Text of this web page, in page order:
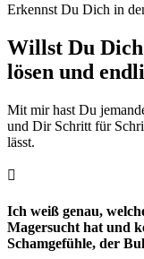
Erkennst Du Dich in
Willst Du
lösen und
Mit mir hast Du
und Dir Schritt für
lässt.

Ich weiß genau,
Magersucht hat und
Schamgefühle, der